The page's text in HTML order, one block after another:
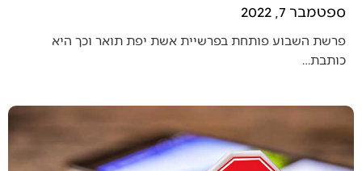
ספטמבר 7, 2022
פרשת השבוע פותחת בפרשיית אשת יפת תואר וכך היא
כותבת…